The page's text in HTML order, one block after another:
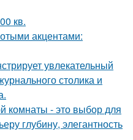
кв.
акцентами:
увлекательный
столика и
комнаты - это выбор для
глубину, элегантность